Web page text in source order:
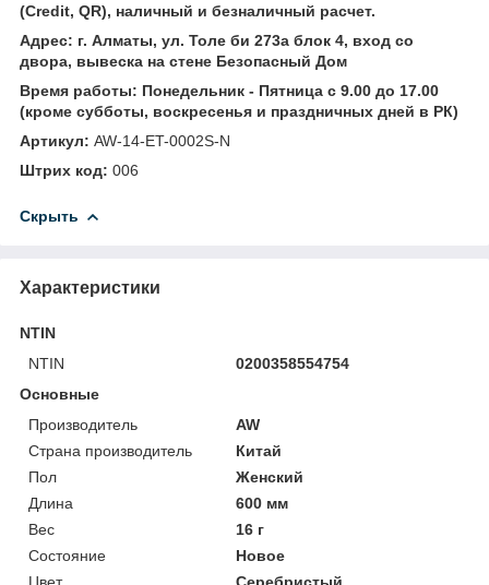
(Credit, QR), наличный и безналичный расчет.
Адрес: г. Алматы, ул. Толе би 273а блок 4, вход со
двора, вывеска на стене Безопасный Дом
Время работы: Понедельник - Пятница с 9.00 до 17.00
(кроме субботы, воскресенья и праздничных дней в РК)
Артикул: AW-14-ET-0002S-N
Штрих код: 006
Скрыть
Характеристики
NTIN
NTIN
0200358554754
Основные
Производитель
AW
Страна производитель
Китай
Пол
Женский
Длина
600 мм
Вес
16 г
Состояние
Новое
Цвет
Серебристый